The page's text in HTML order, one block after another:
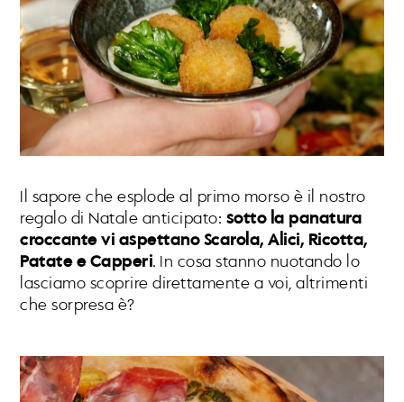
Il sapore che esplode al primo morso è il nostro
regalo di Natale anticipato: sotto la panatura
croccante vi aspettano Scarola, Alici, Ricotta,
Patate e Capperi. In cosa stanno nuotando lo
lasciamo scoprire direttamente a voi, altrimenti
che sorpresa è?